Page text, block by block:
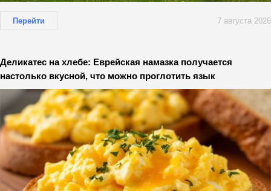
Перейти 7 августа 2026
Деликатес на хлебе: Еврейская намазка получается
настолько вкусной, что можно проглотить язык